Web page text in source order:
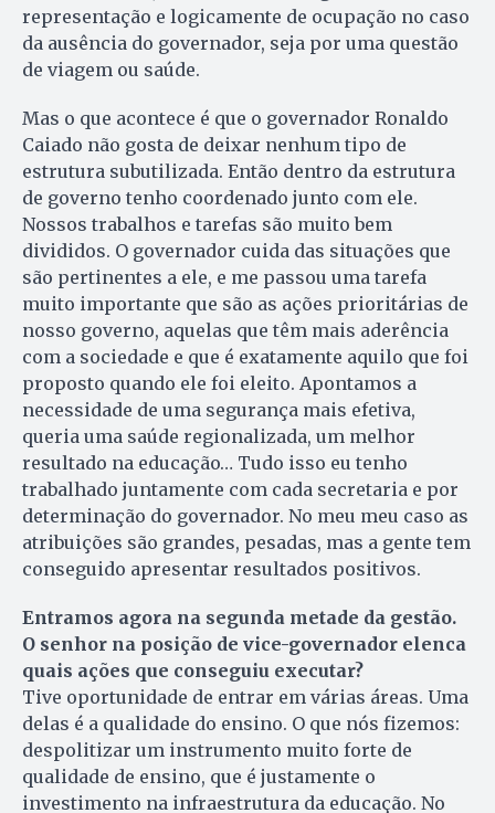
representação e logicamente de ocupação no caso
da ausência do governador, seja por uma questão
de viagem ou saúde.
Mas o que acontece é que o governador Ronaldo
Caiado não gosta de deixar nenhum tipo de
estrutura subutilizada. Então dentro da estrutura
de governo tenho coordenado junto com ele.
Nossos trabalhos e tarefas são muito bem
divididos. O governador cuida das situações que
são pertinentes a ele, e me passou uma tarefa
muito importante que são as ações prioritárias de
nosso governo, aquelas que têm mais aderência
com a sociedade e que é exatamente aquilo que foi
proposto quando ele foi eleito. Apontamos a
necessidade de uma segurança mais efetiva,
queria uma saúde regionalizada, um melhor
resultado na educação… Tudo isso eu tenho
trabalhado juntamente com cada secretaria e por
determinação do governador. No meu meu caso as
atribuições são grandes, pesadas, mas a gente tem
conseguido apresentar resultados positivos.
Entramos agora na segunda metade da gestão.
O senhor na posição de vice-governador elenca
quais ações que conseguiu executar?
Tive oportunidade de entrar em várias áreas. Uma
delas é a qualidade do ensino. O que nós fizemos:
despolitizar um instrumento muito forte de
qualidade de ensino, que é justamente o
investimento na infraestrutura da educação. No